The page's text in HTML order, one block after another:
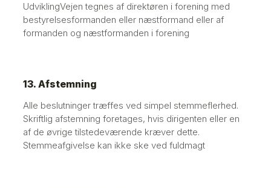
UdviklingVejen tegnes af direktøren i forening med
bestyrelsesformanden eller næstformand eller af
formanden og næstformanden i forening
13. Afstemning
Alle beslutninger træffes ved simpel stemmeflerhed.
Skriftlig afstemning foretages, hvis dirigenten eller en
af de øvrige tilstedeværende kræver dette.
Stemmeafgivelse kan ikke ske ved fuldmagt